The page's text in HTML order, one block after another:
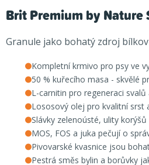
Brit Premium by Nature
Granule jako bohatý zdroj
Kompletní krmivo pro psy ve
50 % kuřecího masa - skvělé
L-carnitin pro regeneraci svalů
Lososový olej pro kvalitní srst
Slávky zelenoústé, ulity
MOS, FOS a juka pečují o
Pivovarské kvasnice jsou
Pestrá směs bylin a borůvky